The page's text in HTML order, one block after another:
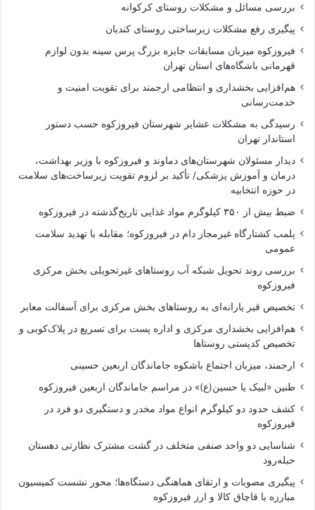
بررسی مسائل و مشکلات روستای کرکوانه
پیگیری رفع مشکلات زیرساختی روستای کندیان
فیروزکوه میزبان مسابقات جایزه بزرگ پرس سینه بدون لوازم
قهرمانی باشگاه‌های استان تهران
هم‌افزایی بخشداری و انتظامی ارجمند برای تقویت امنیت و
خدمت‌رسانی
رسیدگی به مشکلات عشایر شهرستان فیروزکوه حسب دستور
استاندار تهران
دیدار مسئولان شهرستان‌های دماوند و فیروزکوه با وزیر بهداشت،
درمان و آموزش پزشکی/ تأکید بر لزوم تقویت زیرساخت‌های سلامت
در حوزه انتخابیه
ضبط بیش از ۳۵۰ کیلوگرم مواد غذایی تاریخ‌گذشته در فیروزکوه
پلمب کشتارگاه غیرمجاز دام در فیروزکوه؛ مقابله با تهدید سلامت
عمومی
بررسی روند تحویل شبکه آب روستاهای غیرتحویلی بخش مرکزی
فیروزکوه
تخصیص قیر یارانه‌ای به روستاهای بخش مرکزی برای آسفالت معابر
هم‌افزایی بخشداری مرکزی و اداره پست برای تسریع در پلاک‌کوبی و
تخصیص کدپستی روستاها
ارجمند، میزبان اجتماع باشکوه جاماندگان اربعین حسینی
طنین «لبیک یا حسین(ع)» در مراسم جاماندگان اربعین فیروزکوه
کشف حدود دو کیلوگرم انواع مواد مخدر و دستگیری دو فرد در
فیروزکوه
شناسایی دو واحد صنفی متخلف در گشت مشترک نظارتی دهستان
حبله‌رود
پیگیری مصوبات و ارتقای هماهنگی دستگاه‌ها؛ محور نشست کمیسیون
مبارزه با قاچاق کالا و ارز فیروزکوه